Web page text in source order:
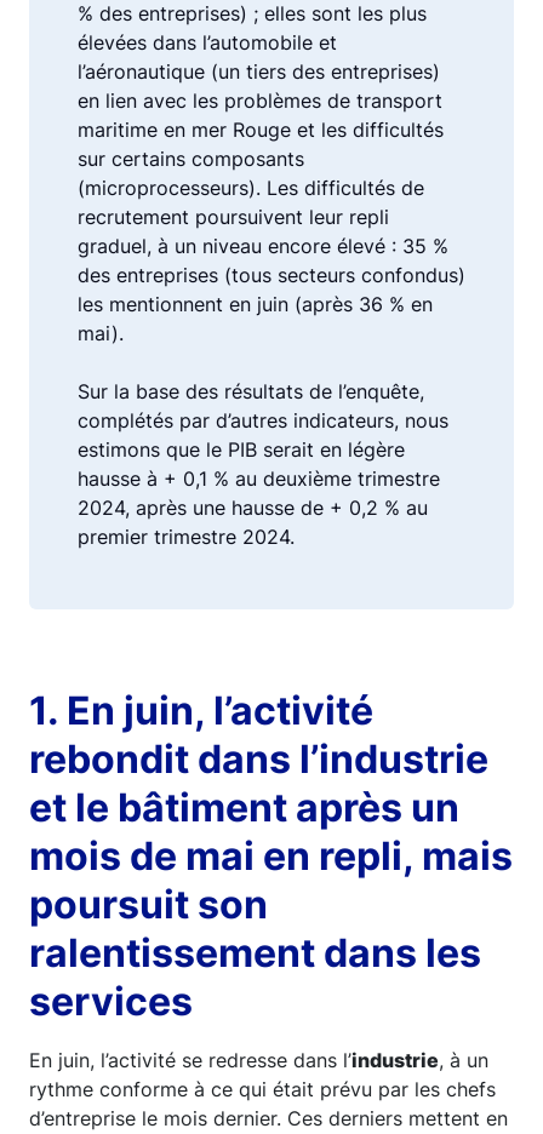
% des entreprises) ; elles sont les plus
élevées dans l’automobile et
l’aéronautique (un tiers des entreprises)
en lien avec les problèmes de transport
maritime en mer Rouge et les difficultés
sur certains composants
(microprocesseurs). Les difficultés de
recrutement poursuivent leur repli
graduel, à un niveau encore élevé : 35 %
des entreprises (tous secteurs confondus)
les mentionnent en juin (après 36 % en
mai).
Sur la base des résultats de l’enquête,
complétés par d’autres indicateurs, nous
estimons que le PIB serait en légère
hausse à + 0,1 % au deuxième trimestre
2024, après une hausse de + 0,2 % au
premier trimestre 2024.
1. En juin, l’activité
rebondit dans l’industrie
et le bâtiment après un
mois de mai en repli, mais
poursuit son
ralentissement dans les
services
En juin, l’activité se redresse dans l’industrie, à un
rythme conforme à ce qui était prévu par les chefs
d’entreprise le mois dernier. Ces derniers mettent en